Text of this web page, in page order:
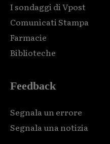
I sondaggi di Vpost
Comunicati Stampa
Farmacie
Biblioteche
Feedback
Segnala un errore
Segnala una notizia